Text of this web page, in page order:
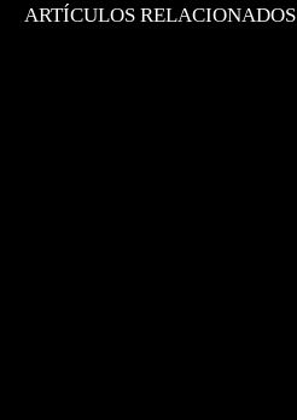
ARTÍCULOS RELACIONADOS